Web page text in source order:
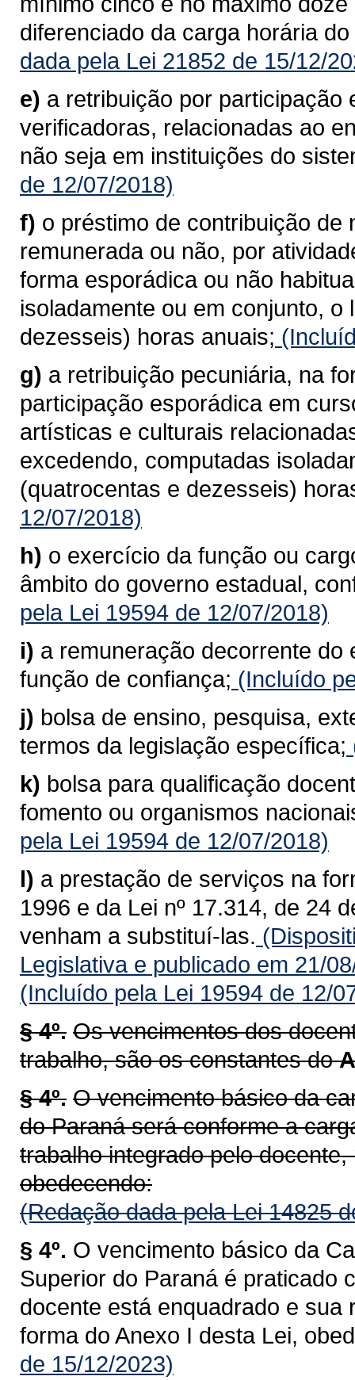
diferenciado da carga horária
dada pela Lei 21852 de 15/12/
e) a retribuição por participação
verificadoras, relacionadas ao
não seja em instituições do
de 12/07/2018)
f) o préstimo de contribuição
remunerada ou não, por
forma esporádica ou não
isoladamente ou em conjunto,
dezesseis) horas anuais;
g) a retribuição pecuniária, na
participação esporádica em
artísticas e culturais
excedendo, computadas
(quatrocentas e dezesseis)
12/07/2018)
h) o exercício da função ou
âmbito do governo estadual,
pela Lei 19594 de 12/07/2018)
i) a remuneração decorrente
função de confiança; (Incluído
j) bolsa de ensino, pesquisa,
termos da legislação específica;
k) bolsa para qualificação
fomento ou organismos
pela Lei 19594 de 12/07/2018)
l) a prestação de serviços na
1996 e da Lei nº 17.314, de 24
venham a substituí-las.
Legislativa e publicado em 21/
(Incluído pela Lei 19594 de 12/
§ 4º. Os vencimentos dos
trabalho, são os constantes do
§ 4º. O vencimento básico da
do Paraná será conforme a
trabalho integrado pelo
obedecendo:
(Redação dada pela Lei 14825
§ 4º. O vencimento básico da
Superior do Paraná é praticado
docente está enquadrado e
forma do Anexo I desta Lei,
de 15/12/2023)